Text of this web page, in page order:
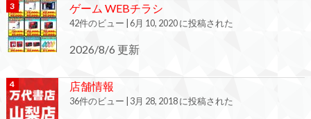
ゲーム WEBチラシ
42件のビュー 6月 10, 2020 に投稿された
2026/8/6 更新
店舗情報
36件のビュー 3月 28, 2018 に投稿された